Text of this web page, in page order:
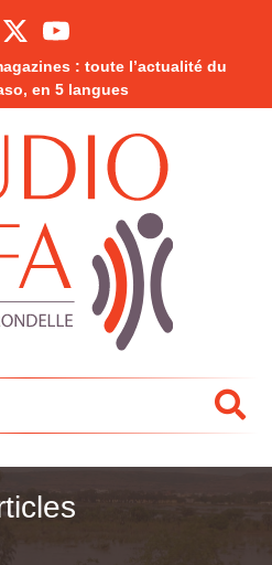
: toute l’actualité du
en 5 langues